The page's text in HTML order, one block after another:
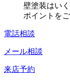
壁塗装はい
ポイントを
電話相談
メール相談
来店予約